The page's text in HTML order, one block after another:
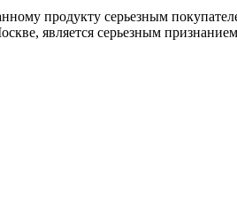
продукту серьезным
является серьезным